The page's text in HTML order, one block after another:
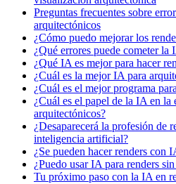
Preguntas frecuentes sobre
arquitectónicos
¿Cómo puedo mejorar los
¿Qué errores puede cometer la
¿Qué IA es mejor para hacer
¿Cuál es la mejor IA para
¿Cuál es el mejor programa
¿Cuál es el papel de la IA en la
arquitectónicos?
¿Desaparecerá la profesión de
inteligencia artificial?
¿Se pueden hacer renders con
¿Puedo usar IA para renders
Tu próximo paso con la IA en